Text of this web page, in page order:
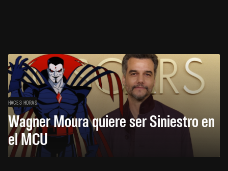
HACE 3 HORAS
Wagner Moura quiere ser Siniestro en
el MCU